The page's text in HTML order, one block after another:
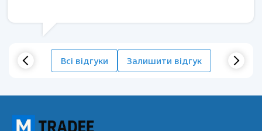
Всі відгуки Залишити відгук